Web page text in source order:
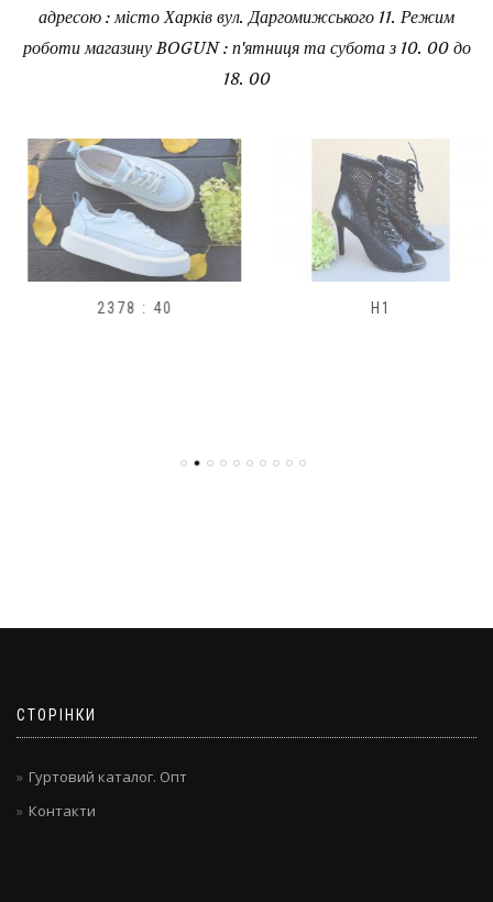
адресою : місто Харків вул. Даргомижського 11. Режим
роботи магазину BOGUN : п'ятниця та субота з 10. 00 до
18. 00
2378 : 40 H1
СТОРІНКИ
Гуртовий каталог. Опт
Контакти